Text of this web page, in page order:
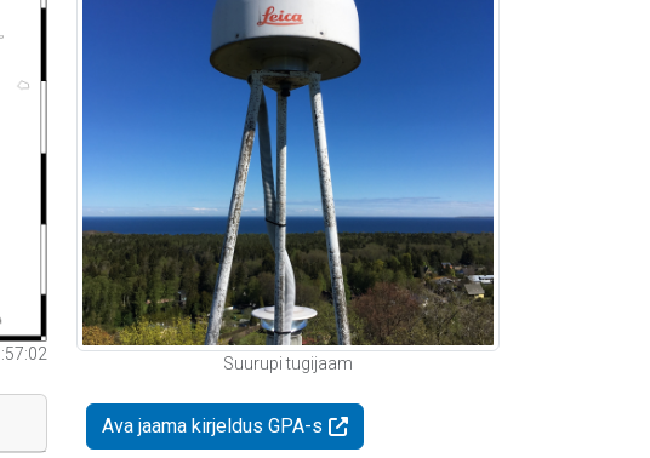
Suurupi tugijaam
Ava jaama kirjeldus GPA-s